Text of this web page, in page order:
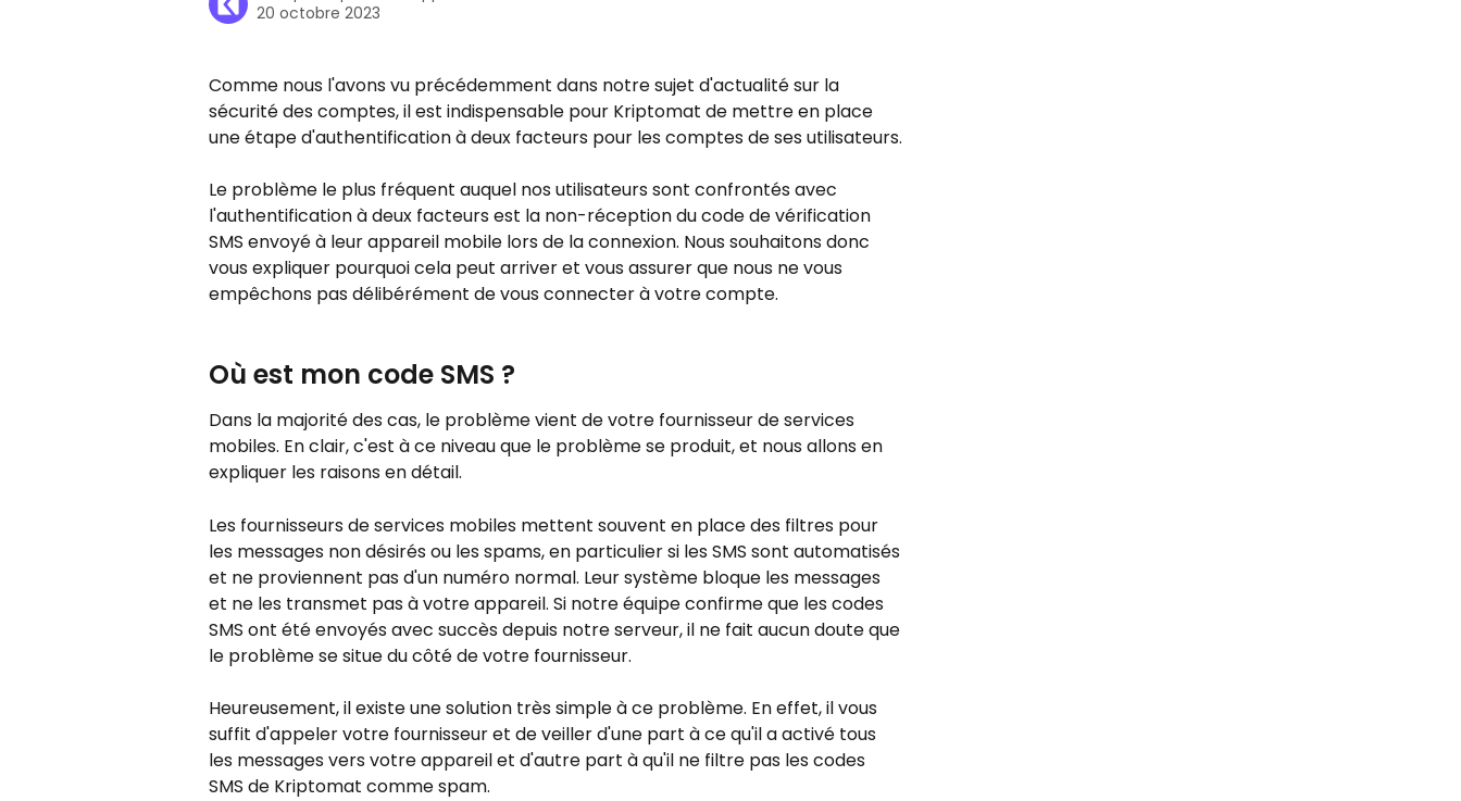
20 octobre 2023
Comme nous l'avons vu précédemment dans notre sujet d'actualité sur la
sécurité des comptes, il est indispensable pour Kriptomat de mettre en place
une étape d'authentification à deux facteurs pour les comptes de ses utilisateurs.
Le problème le plus fréquent auquel nos utilisateurs sont confrontés avec
l'authentification à deux facteurs est la non-réception du code de vérification
SMS envoyé à leur appareil mobile lors de la connexion. Nous souhaitons donc
vous expliquer pourquoi cela peut arriver et vous assurer que nous ne vous
empêchons pas délibérément de vous connecter à votre compte.
Où est mon code SMS ?
Dans la majorité des cas, le problème vient de votre fournisseur de services
mobiles. En clair, c'est à ce niveau que le problème se produit, et nous allons en
expliquer les raisons en détail.
Les fournisseurs de services mobiles mettent souvent en place des filtres pour
les messages non désirés ou les spams, en particulier si les SMS sont automatisés
et ne proviennent pas d'un numéro normal. Leur système bloque les messages
et ne les transmet pas à votre appareil. Si notre équipe confirme que les codes
SMS ont été envoyés avec succès depuis notre serveur, il ne fait aucun doute que
le problème se situe du côté de votre fournisseur.
Heureusement, il existe une solution très simple à ce problème. En effet, il vous
suffit d'appeler votre fournisseur et de veiller d'une part à ce qu'il a activé tous
les messages vers votre appareil et d'autre part à qu'il ne filtre pas les codes
SMS de Kriptomat comme spam.